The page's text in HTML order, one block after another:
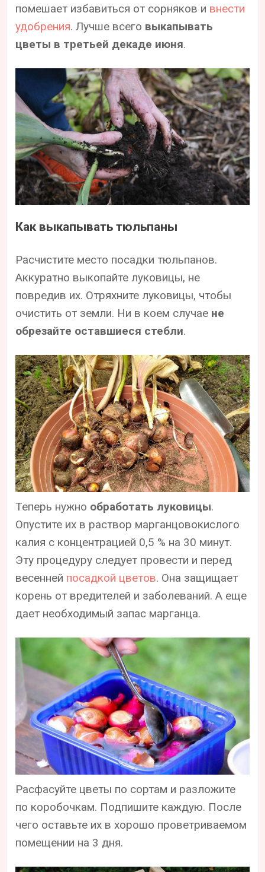
помешает избавиться от сорняков и внести
удобрения. Лучше всего выкапывать
цветы в третьей декаде июня.
Как выкапывать тюльпаны
Расчистите место посадки тюльпанов.
Аккуратно выкопайте луковицы, не
повредив их. Отряхните луковицы, чтобы
очистить от земли. Ни в коем случае не
обрезайте оставшиеся стебли.
Теперь нужно обработать луковицы.
Опустите их в раствор марганцовокислого
калия с концентрацией 0,5 % на 30 минут.
Эту процедуру следует провести и перед
весенней посадкой цветов. Она защищает
корень от вредителей и заболеваний. А еще
дает необходимый запас марганца.
Расфасуйте цветы по сортам и разложите
по коробочкам. Подпишите каждую. После
чего оставьте их в хорошо проветриваемом
помещении на 3 дня.